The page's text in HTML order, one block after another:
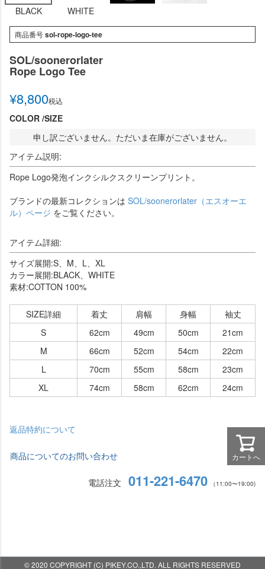
BLACK WHITE
商品番号sol-rope-logo-tee
SOL/soonerorlater
Rope Logo Tee
¥8,800税込
COLOR SIZE
申し訳ございません。ただいま在庫がございません。
アイテム説明:
Rope Logo発泡インクシルクスクリーンプリント。
ブランドの最新コレクションは SOL/soonerorlater（エスオーエ
ル）ページ をご覧ください。
アイテム詳細:
サイズ展開:S、M、L、XL
カラー展開:BLACK、WHITE
素材:COTTON 100%
SIZE詳細 着丈 肩幅 身幅
袖丈
S
62cm 49cm 50cm
21cm
M
66cm 52cm 54cm
22cm
L
70cm 55cm 58cm
23cm
XL
74cm 58cm 62cm 24cm
返品特約について
商品についてのお問い合わせ
電話注文 011-221-6470 （11:00〜19:00)
カートへ
© 2020 COPYRIGHT (C) PIKEY.CO.,LTD. ALL RIGHTS RESERVED